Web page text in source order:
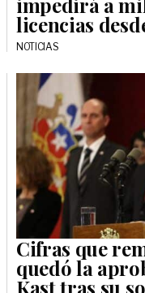
licencias
NOTICIAS
Cifras que
quedó la
Kast tras su